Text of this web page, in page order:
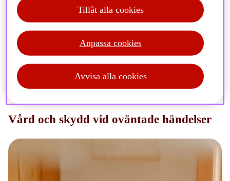
Vård och skydd vid oväntade händelser
Anpassa cookies
Avvisa alla cookies
Tillåt alla cookies